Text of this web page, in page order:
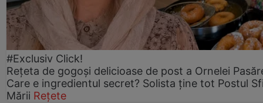
#Exclusiv Click!
Rețeta de gogoşi delicioase de post a Ornelei
Care e ingredientul secret? Solista ține tot Postul
Mării Rețete